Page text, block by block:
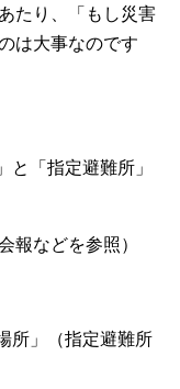
たり、「もし災害
は大事なのです
「指定避難所」
報などを参照）
所」（指定避難所